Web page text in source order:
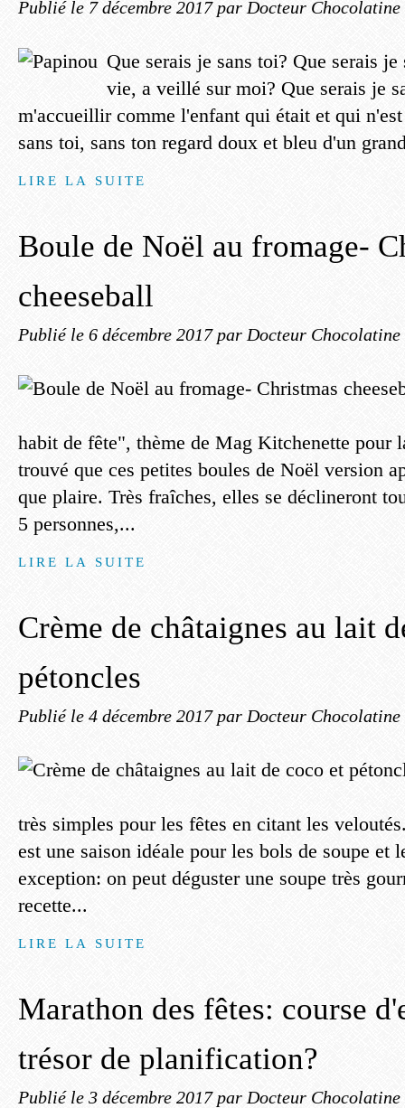
Publié le 7 décembre 2017 par Docteur Chocolatine
Que serais je sans toi? Que serais
vie, a veillé sur moi? Que serais je
m'accueillir comme l'enfant qui était et qui
sans toi, sans ton regard doux et bleu d'un
LIRE LA SUITE
Boule de Noël au fromage-
cheeseball
Publié le 6 décembre 2017 par Docteur Chocolatine
habit de fête", thème de Mag Kitchenette pour
trouvé que ces petites boules de Noël version
que plaire. Très fraîches, elles se déclineront
5 personnes,...
LIRE LA SUITE
Crème de châtaignes au lait
pétoncles
Publié le 4 décembre 2017 par Docteur Chocolatine
très simples pour les fêtes en citant les
est une saison idéale pour les bols de soupe et
exception: on peut déguster une soupe très
recette...
LIRE LA SUITE
Marathon des fêtes: course
trésor de planification?
Publié le 3 décembre 2017 par Docteur Chocolatine